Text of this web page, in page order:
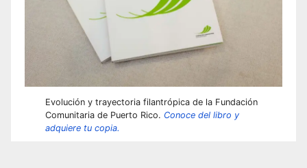
Evolución y trayectoria filantrópica de la Fundación
Comunitaria de Puerto Rico. Conoce del libro y
adquiere tu copia.